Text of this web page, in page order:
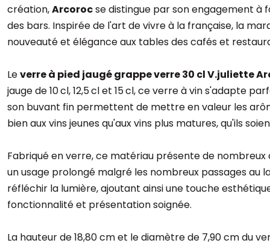
création,Arcorocse distingue par son engagement à
des bars. Inspirée de l'art de vivre à la française, la
nouveauté et élégance aux tables des cafés et
Leverre à pied jaugé grappe verre 30 cl V.juliette
jauge de 10 cl, 12,5 cl et 15 cl, ce verre à vin s'adapte
son buvant fin permettent de mettre en valeur les
bien aux vins jeunes qu'aux vins plus matures, qu'ils
Fabriqué en verre, ce matériau présente de
un usage prolongé malgré les nombreux passages
réfléchir la lumière, ajoutant ainsi une touche
fonctionnalité et présentation soignée.
La hauteur de 18,80 cm et le diamètre de 7,90 cm du